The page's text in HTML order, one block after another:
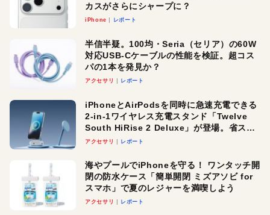
カスがさらにシャープに？
iPhone レポート
半信半疑。100均・Seria（セリア）の60W
対応USB-Cケーブルの性能を検証。超コス
パの1本を発見か？
アクセサリ レポート
iPhoneとAirPodsを同時に急速充電できる
2-in-1ワイヤレス充電スタンド「Twelve
South HiRise 2 Deluxe」が登場。省スペ
ースでおしゃれに充電したい人にオスス
アクセサリ レポート
海やプールでiPhoneを守る！ ワンタッチ開
閉の防水ケース「簡単開閉 ミズアソビ for
スマホ」で夏のレジャーを満喫しよう
アクセサリ レポート